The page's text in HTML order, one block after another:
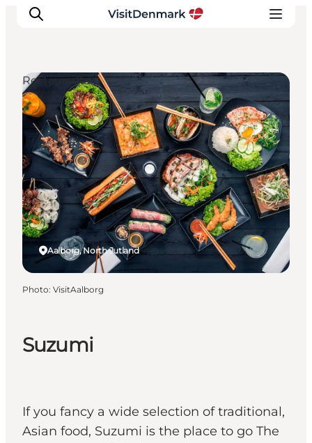
Inspirations
Destinations
Quoi faire
Hébergements
Planifiez votre voyage
Suzumi
If you fancy a wide selection of traditional,
Asian food, Suzumi is the place to go The
Aalborg, North Jutland
Restaurants
Photo: VisitAalborg